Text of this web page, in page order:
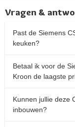
Vragen &
Past de Siemens
keuken?
Betaal ik voor de
Kroon de laagste
Kunnen jullie deze
inbouwen?